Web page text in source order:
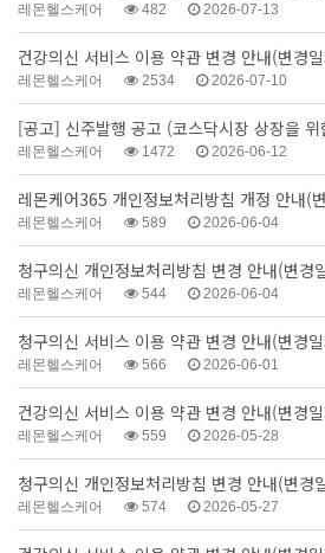
레몬헬스케어 482 2026-07-13
건강의신 서비스 이용 약관 변경 안내(변경
레몬헬스케어 2534 2026-07-10
[공고] 신주발행 공고 (코스닥시장 상장을
레몬헬스케어 1472 2026-06-12
레몬케어365 개인정보처리방침 개정 안내(
레몬헬스케어 589 2026-06-04
청구의신 개인정보처리방침 변경 안내(변
레몬헬스케어 544 2026-06-04
청구의신 서비스 이용 약관 변경 안내(변경
레몬헬스케어 566 2026-06-01
건강의신 서비스 이용 약관 변경 안내(변경
레몬헬스케어 559 2026-05-28
청구의신 개인정보처리방침 변경 안내(변
레몬헬스케어 574 2026-05-27